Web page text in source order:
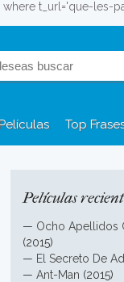
t_url='que-les-
Top
Películas
— Ocho Apellidos
(2015)
— El Secreto De
— Ant-Man (2015)